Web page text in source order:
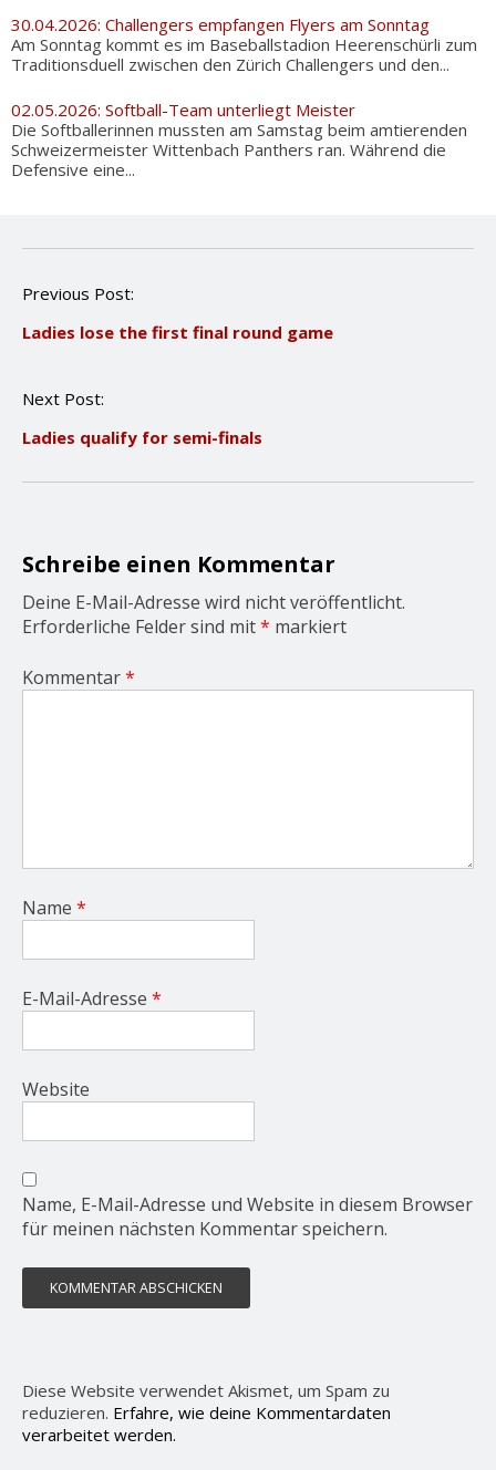
30.04.2026: Challengers empfangen Flyers am Sonntag
Am Sonntag kommt es im Baseballstadion Heerenschürli zum
Traditionsduell zwischen den Zürich Challengers und den...
02.05.2026: Softball-Team unterliegt Meister
Die Softballerinnen mussten am Samstag beim amtierenden
Schweizermeister Wittenbach Panthers ran. Während die
Defensive eine...
P
s
a
i
o
Previous Post:
Ladies lose the first final round game
Next Post:
Ladies qualify for semi-finals
Schreibe einen Kommentar
Deine E-Mail-Adresse wird nicht veröffentlicht.
Erforderliche Felder sind mit* markiert
Kommentar*
Name *
E-Mail-Adresse *
Website
Name, E-Mail-Adresse und Website in diesem Browser
für meinen nächsten Kommentar speichern.
Diese Website verwendet Akismet, um Spam zu
reduzieren. Erfahre, wie deine Kommentardaten
verarbeitet werden.